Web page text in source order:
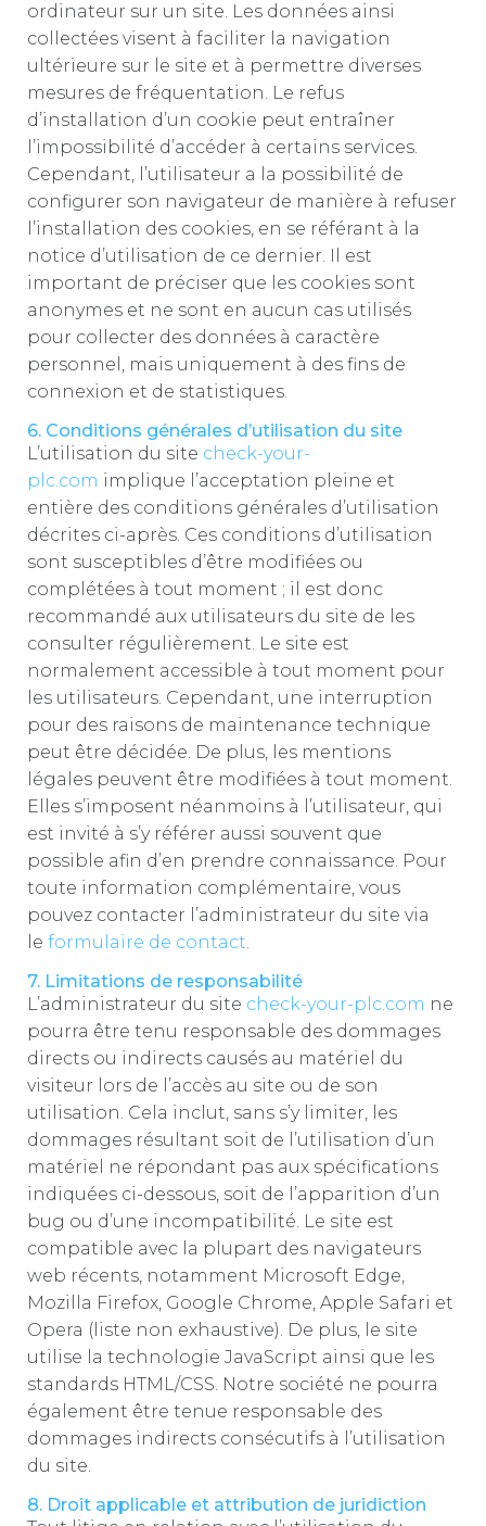
ordinateur sur un site. Les données ainsi
collectées visent à faciliter la navigation
ultérieure sur le site et à permettre diverses
mesures de fréquentation. Le refus
d’installation d’un cookie peut entraîner
l’impossibilité d’accéder à certains services.
Cependant, l’utilisateur a la possibilité de
configurer son navigateur de manière à refuser
l’installation des cookies, en se référant à la
notice d’utilisation de ce dernier. Il est
important de préciser que les cookies sont
anonymes et ne sont en aucun cas utilisés
pour collecter des données à caractère
personnel, mais uniquement à des fins de
connexion et de statistiques.
6. Conditions générales d’utilisation du site
L’utilisation du site check-your-
plc.com implique l’acceptation pleine et
entière des conditions générales d’utilisation
décrites ci-après. Ces conditions d’utilisation
sont susceptibles d’être modifiées ou
complétées à tout moment ; il est donc
recommandé aux utilisateurs du site de les
consulter régulièrement. Le site est
normalement accessible à tout moment pour
les utilisateurs. Cependant, une interruption
pour des raisons de maintenance technique
peut être décidée. De plus, les mentions
légales peuvent être modifiées à tout moment.
Elles s’imposent néanmoins à l’utilisateur, qui
est invité à s’y référer aussi souvent que
possible afin d’en prendre connaissance. Pour
toute information complémentaire, vous
pouvez contacter l’administrateur du site via
le formulaire de contact.
7. Limitations de responsabilité
L’administrateur du site check-your-plc.com ne
pourra être tenu responsable des dommages
directs ou indirects causés au matériel du
visiteur lors de l’accès au site ou de son
utilisation. Cela inclut, sans s’y limiter, les
dommages résultant soit de l’utilisation d’un
matériel ne répondant pas aux spécifications
indiquées ci-dessous, soit de l’apparition d’un
bug ou d’une incompatibilité. Le site est
compatible avec la plupart des navigateurs
web récents, notamment Microsoft Edge,
Mozilla Firefox, Google Chrome, Apple Safari et
Opera (liste non exhaustive). De plus, le site
utilise la technologie JavaScript ainsi que les
standards HTML/CSS. Notre société ne pourra
également être tenue responsable des
dommages indirects consécutifs à l’utilisation
du site.
8. Droit applicable et attribution de juridiction